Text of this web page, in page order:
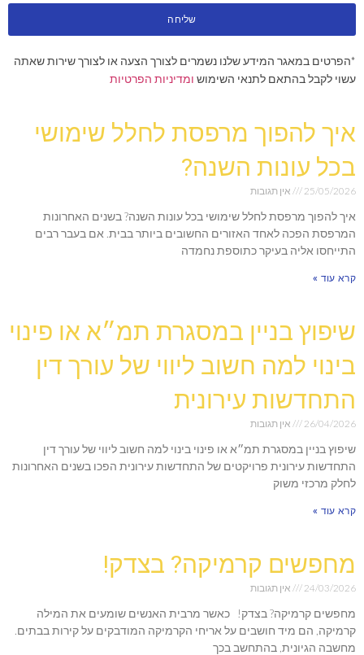
שליחה
*הפרטים במאגר המידע שלנו נשמרים לצורך הצעה או לצורך שירות שאתה
עשוי לקבל בהתאם לתנאי השימוש ומדיניות הפרטיות
איך להפוך מרפסת לחלל שימושי
בכל עונות השנה?
25/05/2026 אין תגובות
איך להפוך מרפסת לחלל שימושי בכל עונות השנה? בשנים האחרונות
המרפסת הפכה לאחד האזורים החשובים ביותר בבית. אם בעבר רבים
התייחסו אליה בעיקר כתוספת נחמדה
קרא עוד »
שיפוץ בניין במסגרת תמ״א או פינוי
בינוי למה חשוב ליווי של עורך דין
התחדשות עירונית
26/04/2026 אין תגובות
שיפוץ בניין במסגרת תמ״א או פינוי בינוי למה חשוב ליווי של עורך דין
התחדשות עירונית פרויקטים של התחדשות עירונית הפכו בשנים האחרונות
לחלק מרכזי משוק
קרא עוד »
מחפשים קרמיקה? בצדק!
24/03/2026 אין תגובות
מחפשים קרמיקה? בצדק! כאשר מרבית האנשים שומעים את המילה
קרמיקה, הם מיד חושבים על אריחי הקרמיקה המודבקים על קירות בבתים.
מחשבה הגיונית, בהתחשב בכך